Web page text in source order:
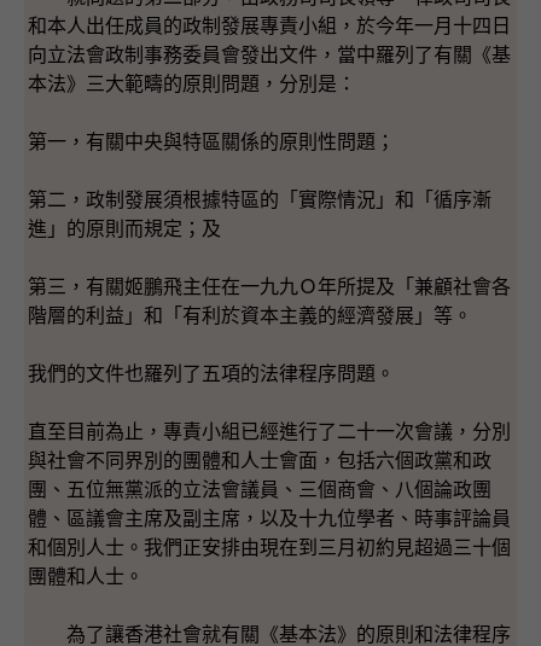
和本人出任成員的政制發展專責小組，於今年一月十四日
向立法會政制事務委員會發出文件，當中羅列了有關《基
本法》三大範疇的原則問題，分別是：
第一，有關中央與特區關係的原則性問題；
第二，政制發展須根據特區的「實際情況」和「循序漸
進」的原則而規定；及
第三，有關姬鵬飛主任在一九九Ｏ年所提及「兼顧社會各
階層的利益」和「有利於資本主義的經濟發展」等。
我們的文件也羅列了五項的法律程序問題。
直至目前為止，專責小組已經進行了二十一次會議，分別
與社會不同界別的團體和人士會面，包括六個政黨和政
團、五位無黨派的立法會議員、三個商會、八個論政團
體、區議會主席及副主席，以及十九位學者、時事評論員
和個別人士。我們正安排由現在到三月初約見超過三十個
團體和人士。
為了讓香港社會就有關《基本法》的原則和法律程序